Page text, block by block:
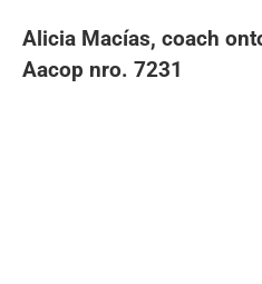
Alicia Macías, coach
Aacop nro. 7231